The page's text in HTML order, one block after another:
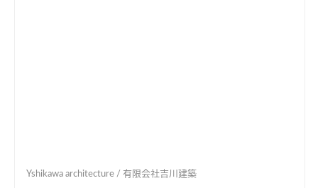
Yshikawa architecture / 有限会社吉川建築